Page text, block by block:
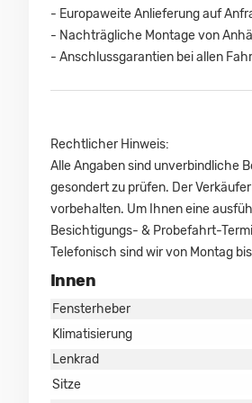
- Europaweite Anlieferung auf
- Nachträgliche Montage von
- Anschlussgarantien bei allen
Rechtlicher Hinweis:
Alle Angaben sind unverbindliche
gesondert zu prüfen. Der
vorbehalten. Um Ihnen eine
Besichtigungs- & Probefahrt-
Telefonisch sind wir von Montag
Innen
Fensterheber
Klimatisierung
Lenkrad
Sitze